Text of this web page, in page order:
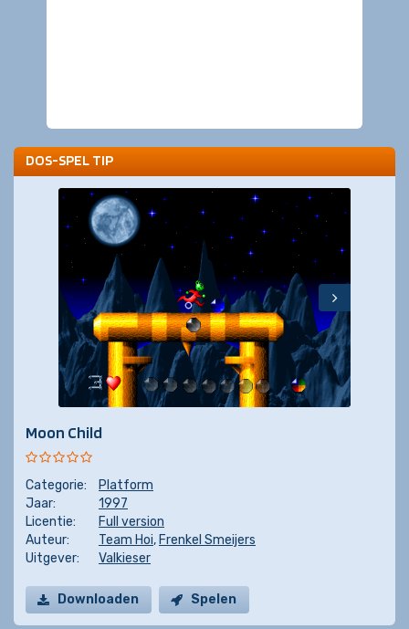
DOS-SPEL TIP
Moon Child
Categorie:
Platform
Jaar:
1997
Licentie:
Full version
Auteur:
Team Hoi, Frenkel Smeijers
Uitgever:
Valkieser
Downloaden Spelen